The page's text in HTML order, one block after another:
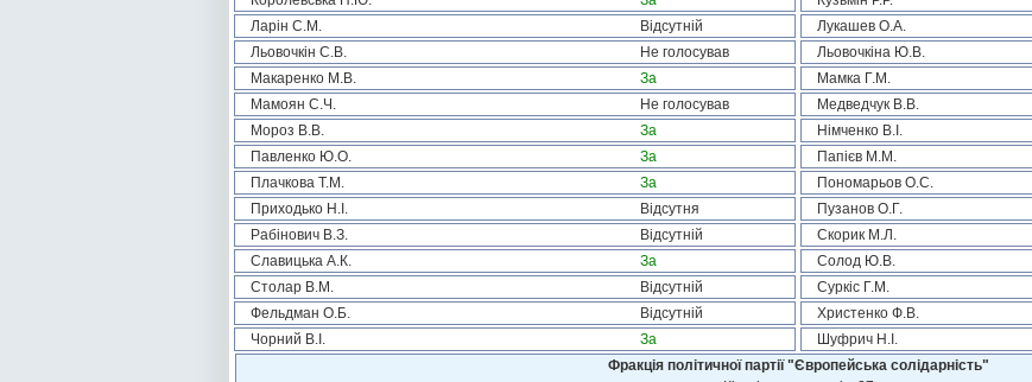
Ларін С.М.
Відсутній Лукашев О.А.
Льовочкін С.В.
Не голосував Льовочкіна Ю.В.
Макаренко М.В.
За Мамка Г.М.
Мамоян С.Ч.
Не голосував Медведчук В.В.
Мороз В.В.
За Німченко В.І.
Павленко Ю.О.
За Папієв М.М.
Плачкова Т.М.
За Пономарьов О.С.
Приходько Н.І.
Відсутня Пузанов О.Г.
Рабінович В.З.
Відсутній Скорик М.Л.
Славицька А.К.
За Солод Ю.В.
Столар В.М.
Відсутній Суркіс Г.М.
Фельдман О.Б.
Відсутній Христенко Ф.В.
Чорний В.І.
За Шуфрич Н.І.
Фракція політичної партії "Європейська солідарність"